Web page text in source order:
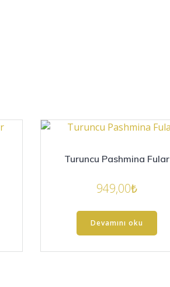
Turuncu Pashmina Fular
949,00₺
Devamını oku